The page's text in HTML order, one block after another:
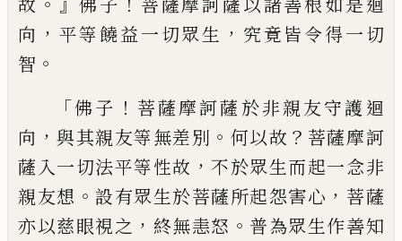
故
佛子 菩薩摩訶薩以諸善根如是迴
向 ， 平等饒益一切眾生 ， 究竟皆令得一切
智 。
「佛子 ！ 菩薩摩訶薩於非親友守護迴
向 ，與其親友等無差別 。 何以故 ？ 菩薩摩訶
薩入一切法平等性故 ，不於眾生而起一念非
親友想 。設有眾生於菩薩所起怨害心 ， 菩薩
亦以慈眼視之 ， 終無恚怒 。 普為眾生作善知